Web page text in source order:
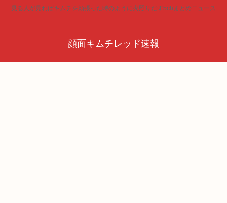
見る人が見ればキムチを頬張った時のように火照りだす5chまとめニュース
顔面キムチレッド速報